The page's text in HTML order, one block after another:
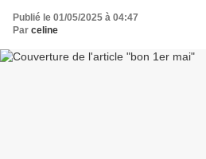
Publié le 01/05/2025 à 04:47
Par celine